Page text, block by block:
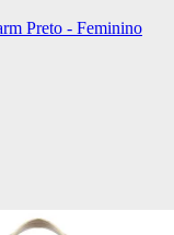
Preto - Feminino